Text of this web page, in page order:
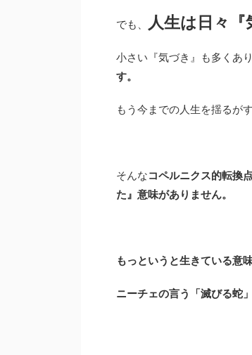
でも、 人生は日々『
小さい『気づき』も多くあり
す。
もう今までの人生を揺るがす
そんなコペルニクス的転換
た』意味がありません。
もっというと生きている意
ニーチェの言う「滅びる蛇